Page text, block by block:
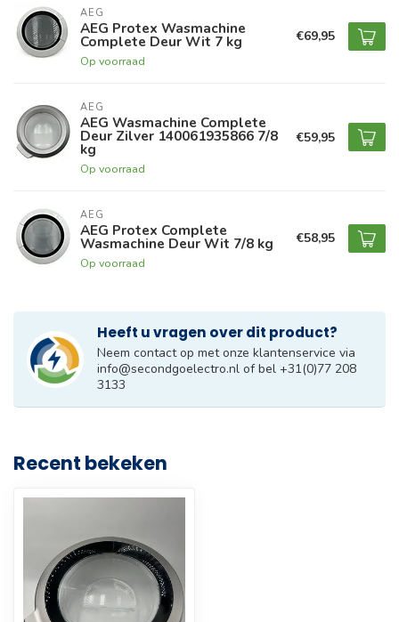
AEG
AEG Protex Wasmachine
Complete Deur Wit 7 kg
Op voorraad
€69,95
AEG
AEG Wasmachine Complete
Deur Zilver 140061935866 7/8
kg
Op voorraad
€59,95
AEG
AEG Protex Complete
Wasmachine Deur Wit 7/8 kg
Op voorraad
€58,95
Heeft u vragen over dit product?
Neem contact op met onze klantenservice via
info@secondgoelectro.nl of bel +31(0)77 208
3133
Recent bekeken